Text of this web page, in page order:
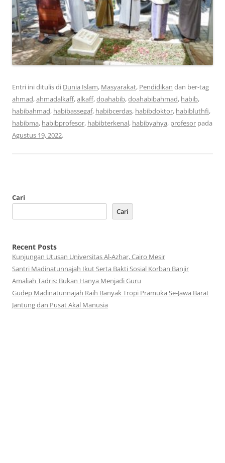
Entri ini ditulis di Dunia Islam, Masyarakat, Pendidikan dan ber-tag
ahmad,ahmadalkaff,alkaff,doahabib,doahabibahmad, habib,
habibahmad, habibassegaf, habibcerdas, habibdoktor, habibluthfi,
habibma, habibprofesor, habibterkenal, habibyahya, profesor pada
Agustus 19, 2022.
Cari
Cari
Recent Posts
Kunjungan Utusan Universitas Al-Azhar, Cairo Mesir
Santri Madinatunnajah Ikut Serta Bakti Sosial Korban Banjir
Amaliah Tadris: Bukan Hanya Menjadi Guru
Gudep Madinatunnajah Raih Banyak Tropi Pramuka Se-Jawa Barat
Jantung dan Pusat Akal Manusia